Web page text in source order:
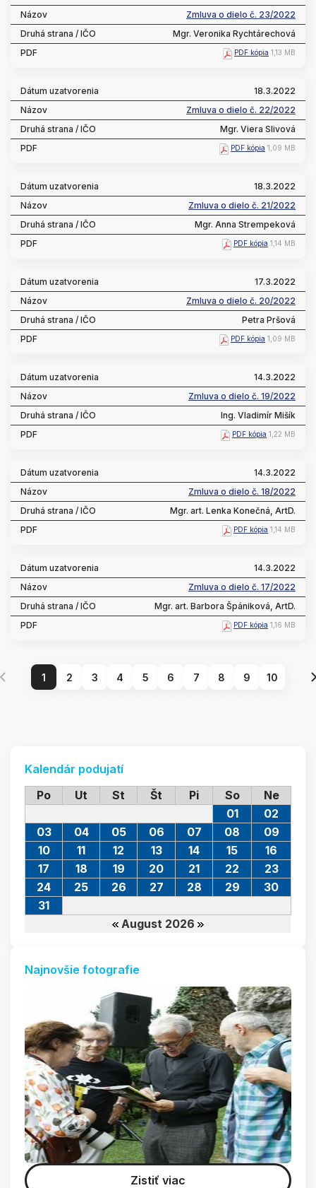
Zmluva o dielo č. 23/2022
Mgr. Veronika Rychtárechová
PDF kópia 1,13 MB
18.3.2022
Zmluva o dielo č. 22/2022
Mgr. Viera Slivová
PDF kópia 1,09 MB
18.3.2022
Zmluva o dielo č. 21/2022
Mgr. Anna Strempeková
PDF kópia 1,14 MB
17.3.2022
Zmluva o dielo č. 20/2022
Petra Pršová
PDF kópia 1,09 MB
14.3.2022
Zmluva o dielo č. 19/2022
Ing. Vladimír Mišík
PDF kópia 1,22 MB
14.3.2022
Zmluva o dielo č. 18/2022
Mgr. art. Lenka Konečná, ArtD.
PDF kópia 1,14 MB
14.3.2022
Zmluva o dielo č. 17/2022
Mgr. art. Barbora Špániková, ArtD.
PDF kópia 1,16 MB
1 2 3 4 5 6 7 8 9 10
Kalendár podujatí
Po
Ut St Št Pi So Ne
August 2026
01
02
03
04 05 06 07 08
09
10
11 12 13 14 15
16
17
18 19 20 21 22
23
24
25 26 27 28 29
30
31
Najnovšie fotografie
Zistiť viac